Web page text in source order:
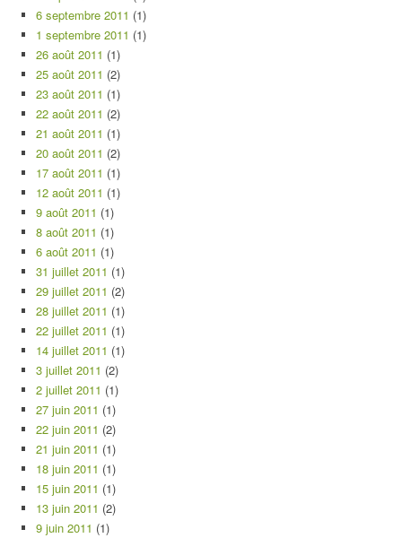
6 septembre 2011 (1)
1 septembre 2011 (1)
26 août 2011 (1)
25 août 2011 (2)
23 août 2011 (1)
22 août 2011 (2)
21 août 2011 (1)
20 août 2011 (2)
17 août 2011 (1)
12 août 2011 (1)
9 août 2011 (1)
8 août 2011 (1)
6 août 2011 (1)
31 juillet 2011 (1)
29 juillet 2011 (2)
28 juillet 2011 (1)
22 juillet 2011 (1)
14 juillet 2011 (1)
3 juillet 2011 (2)
2 juillet 2011 (1)
27 juin 2011 (1)
22 juin 2011 (2)
21 juin 2011 (1)
18 juin 2011 (1)
15 juin 2011 (1)
13 juin 2011 (2)
9 juin 2011 (1)